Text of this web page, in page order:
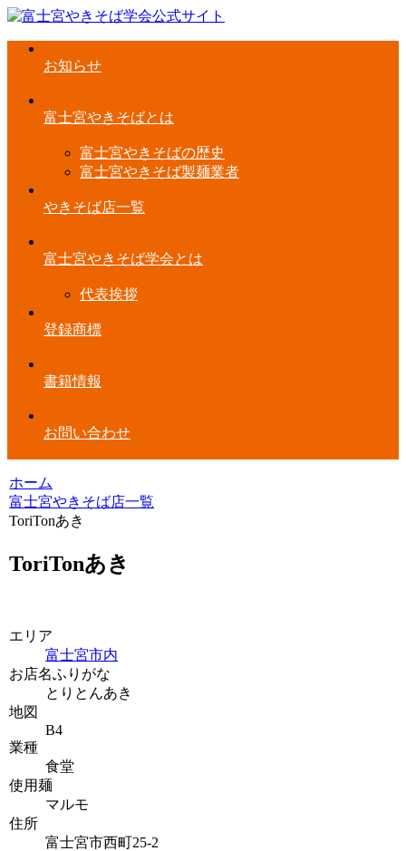
お知らせ
富士宮やきそばとは
富士宮やきそばの歴史
富士宮やきそば製麺業者
やきそば店一覧
富士宮やきそば学会とは
代表挨拶
登録商標
書籍情報
お問い合わせ
ホーム
富士宮やきそば店一覧
ToriTonあき
ToriTonあき
エリア
富士宮市内
お店名ふりがな
とりとんあき
地図
B4
業種
食堂
使用麺
マルモ
住所
富士宮市西町25-2